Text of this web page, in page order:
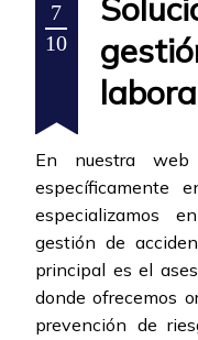
7
10
En nuestra web
específicamente
especializamos
gestión de
principal es el
donde ofrecemos
prevención de